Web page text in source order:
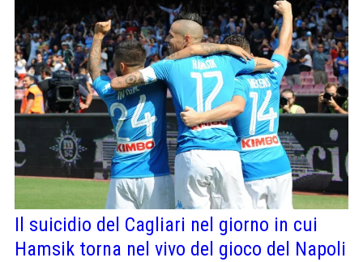
Il suicidio del Cagliari nel giorno in cui
Hamsik torna nel vivo del gioco del Napoli